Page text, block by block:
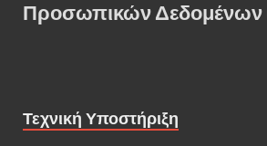
Προσωπικών Δεδομένων
Τεχνική Υποστήριξη